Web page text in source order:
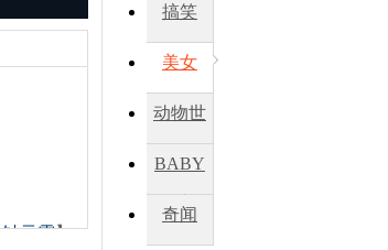
钟元霞】
搞笑
美女
动物世
BABY
秀
奇闻